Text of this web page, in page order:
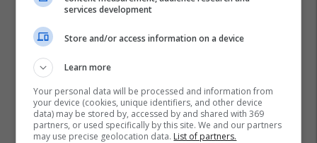
services development
Store and/or access information on a device
Learn more
Your personal data will be processed and information from
your device (cookies, unique identifiers, and other device
data) may be stored by, accessed by and shared with 369
partners, or used specifically by this site. We and our partners
may use precise geolocation data. List of partners.